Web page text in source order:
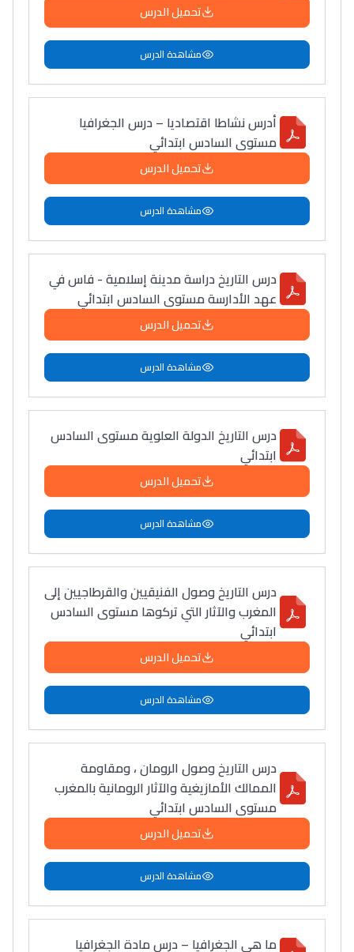
تحميل الدرس
مشاهدة الدرس
أدرس نشاطا اقتصاديا – درس الجغرافيا
مستوى السادس ابتدائي
تحميل الدرس
مشاهدة الدرس
درس التاريخ دراسة مدينة إسلامية - فاس في
عهد الأدارسة مستوى السادس ابتدائي
تحميل الدرس
مشاهدة الدرس
درس التاريخ الدولة العلوية مستوى السادس
ابتدائي
تحميل الدرس
مشاهدة الدرس
درس التاريخ وصول الفنيقيين والقرطاجيين إلى
المغرب والآثار التي تركوها مستوى السادس
ابتدائي
تحميل الدرس
مشاهدة الدرس
درس التاريخ وصول الرومان ، ومقاومة
الممالك الأمازيغية والآثار الرومانية بالمغرب
مستوى السادس ابتدائي
تحميل الدرس
مشاهدة الدرس
ما هي الجغرافيا – درس مادة الجغرافيا